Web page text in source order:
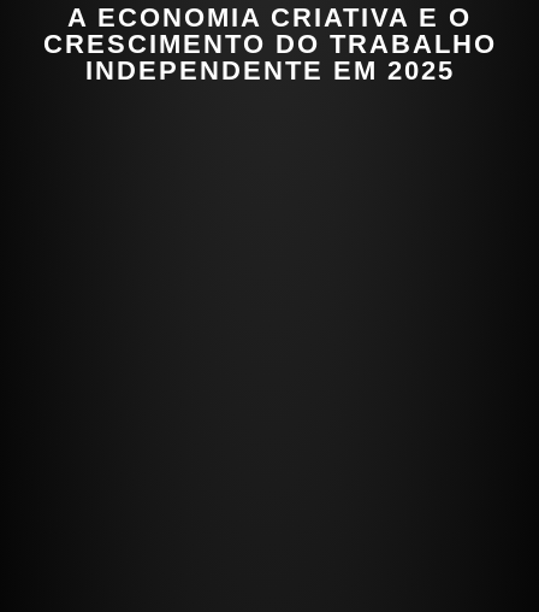
A ECONOMIA CRIATIVA E O
CRESCIMENTO DO TRABALHO
INDEPENDENTE EM 2025